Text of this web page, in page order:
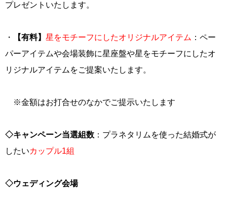
プレゼントいたします。
・ 【有料】 星をモチーフにしたオリジナルアイテム ：ペー
パーアイテムや会場装飾に星座盤や星をモチーフにしたオ
リジナルアイテムをご提案いたします。
※金額はお打合せのなかでご提示いたします
◇キャンペーン当選組数 ：プラネタリムを使った結婚式が
したいカップル1組
◇ウェディング会場